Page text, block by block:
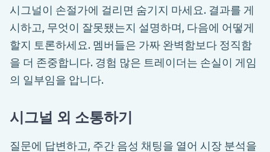
시그널이 손절가에 걸리면 숨기지 마세요. 결과를 게
시하고, 무엇이 잘못됐는지 설명하며, 다음에 어떻게
할지 토론하세요. 멤버들은 가짜 완벽함보다 정직함
을 더 존중합니다. 경험 많은 트레이더는 손실이 게임
의 일부임을 압니다.
시그널 외 소통하기
질문에 답변하고, 주간 음성 채팅을 열어 시장 분석을